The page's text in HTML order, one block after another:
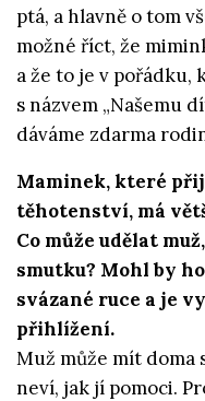
ptá, a hlavně o tom
možné říct, že
a že to je v pořádku,
s názvem „Našemu
dáváme zdarma
Maminek, které
těhotenství, má
Co může udělat
smutku? Mohl by
svázané ruce a je
přihlížení.
Muž může mít doma
neví, jak jí pomoci.